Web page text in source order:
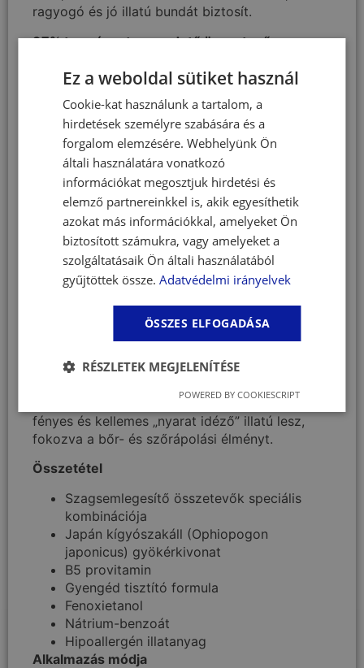
ragyogó és jó illatú bundát biztosít.
97% természetes eredetű összetevő
Szappan-, szulfát-, parabén-, színezőanyag-,
Hipoallergén összetétel – Beállított pH –
Állatorvosok ajánlásával
Hipoallergén kutyasampon​ a kellemetlen
szagok ellen
A DOUXO Skin & Coat SPA hipoallergén
kutyasampon​ termékek célja, hogy bőrbarát
összetevőkkel óvják a kutyád bőrének
természetes védekezőképességét, irritáció vagy
bőrszárazság kockázata nélkül.
A SZAGSEMLEGESÍTŐ KUTYASAMPON
tisztítására, hidratálására, a kellemetlen szagok
eltávolítására készült. Kutyád szőrzete így friss,
fényes és kellemes „nyarat idéző” illatú lesz,
fokozva a bőr- és szőrápolási élményt.
Összetétel
Szagsemlegesítő összetevők speciális
kombinációja
Japán kígyószakáll (Ophiopogon
japonicus) gyökérkivonat
B5 provitamin
Gyengéd tisztító formula
Fenoxietanol
Nátrium-benzoát
Hipoallergén illatanyag
Alkalmazás módja
Ez a weboldal sütiket használ
Cookie-kat használunk a tartalom, a
hirdetések személyre szabására és a
forgalom elemzésére. Webhelyünk Ön
általi használatára vonatkozó
információkat megosztjuk hirdetési és
elemző partnereinkkel is, akik egyesíthetik
azokat más információkkal, amelyeket Ön
biztosított számukra, vagy amelyeket a
szolgáltatásaik Ön általi használatából
gyűjtöttek össze.Adatvédelmi irányelvek
ÖSSZES ELFOGADÁSA
RÉSZLETEK MEGJELENÍTÉSE
POWERED BY COOKIESCRIPT